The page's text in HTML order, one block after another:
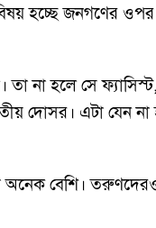
হচ্ছে জনগণের
তা না হলে সে
দোসর। এটা যেন
অনেক বেশি।